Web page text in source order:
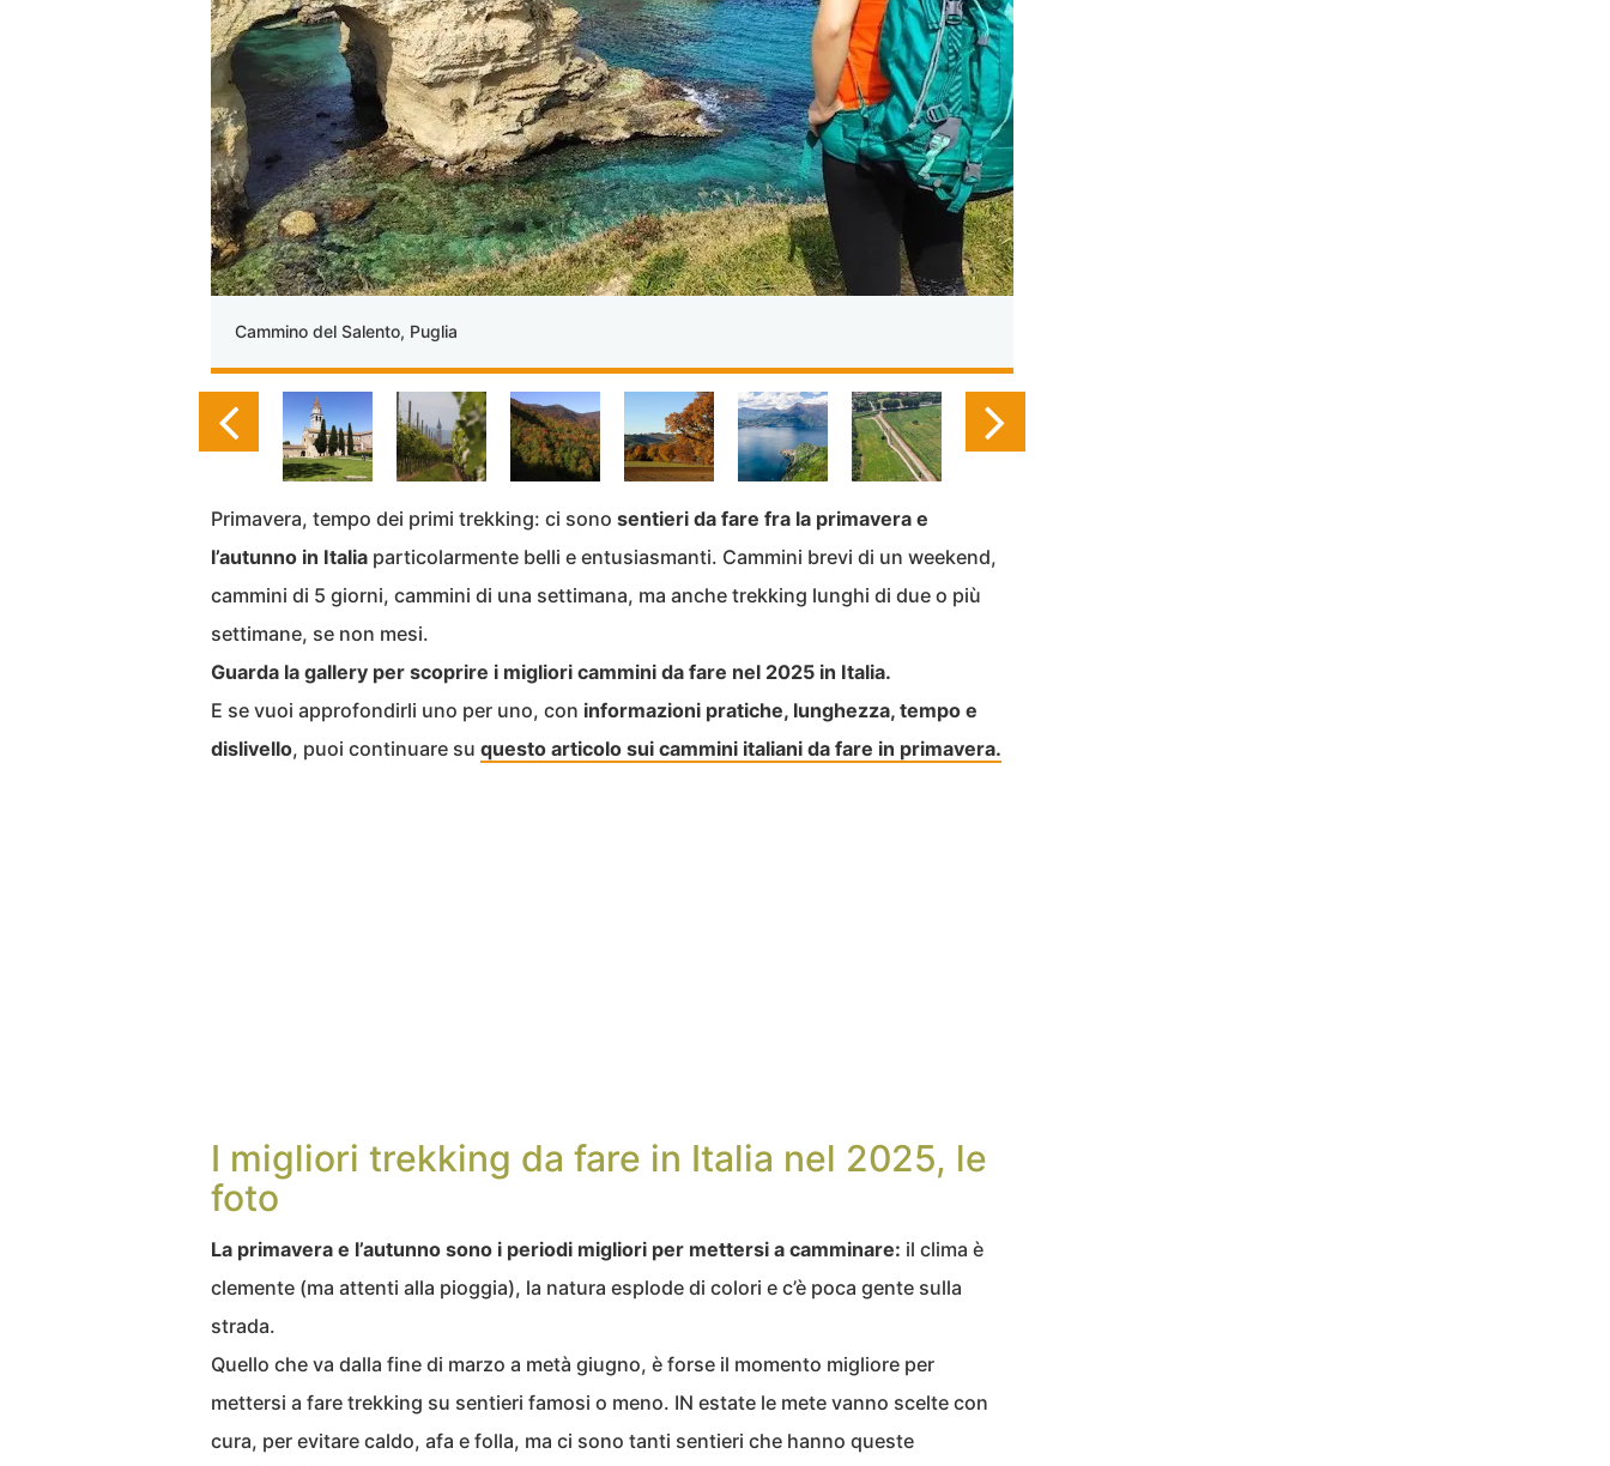
Cammino del Salento, Puglia
Primavera, tempo dei primi trekking: ci sono sentieri da fare fra la primavera e
l’autunno in Italia particolarmente belli e entusiasmanti. Cammini brevi di un weekend,
cammini di 5 giorni, cammini di una settimana, ma anche trekking lunghi di due o più
settimane, se non mesi.
Guarda la gallery per scoprire i migliori cammini da fare nel 2025 in Italia.
E se vuoi approfondirli uno per uno, con informazioni pratiche, lunghezza, tempo e
dislivello, puoi continuare su questo articolo sui cammini italiani da fare in primavera.
I migliori trekking da fare in Italia nel 2025, le
foto
La primavera e l’autunno sono i periodi migliori per mettersi a camminare: il clima è
clemente (ma attenti alla pioggia), la natura esplode di colori e c’è poca gente sulla
strada.
Quello che va dalla fine di marzo a metà giugno, è forse il momento migliore per
mettersi a fare trekking su sentieri famosi o meno. IN estate le mete vanno scelte con
cura, per evitare caldo, afa e folla, ma ci sono tanti sentieri che hanno queste